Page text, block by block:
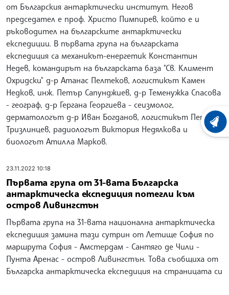
от Българския антарктически институт. Негов
председател е проф. Христо Пимпирев, който е и
ръководител на българските антарктически
експедиции. В първата група на българската
експедиция са механикът-енергетик Константин
Недев, командирът на българската база "Св. Климент
Охридски" д-р Атанас Пелтеков, логистикът Камен
Недков, инж. Петър Сапунджиев, д-р Теменужка Спасова
- географ, д-р Гергана Георгиева - сеизмолог,
дерматологът д-р Иван Богданов, логистикът Петър
Тризлинцев, радиологът Виктория Недялкова и
биологът Атилла Марков.
23.11.2022 10:18
Първата група от 31-вата Българска
антарктическа експедиция потегли към
остров Ливингстън
Първата група на 31-вата национална антарктическа
експедиция замина тази сутрин от Летище София по
маршрута София - Амстердам - Сантяго де Чили -
Пунта Аренас - остров Ливингстън. Това съобщиха от
Българска антарктическа експедиция на страницата си